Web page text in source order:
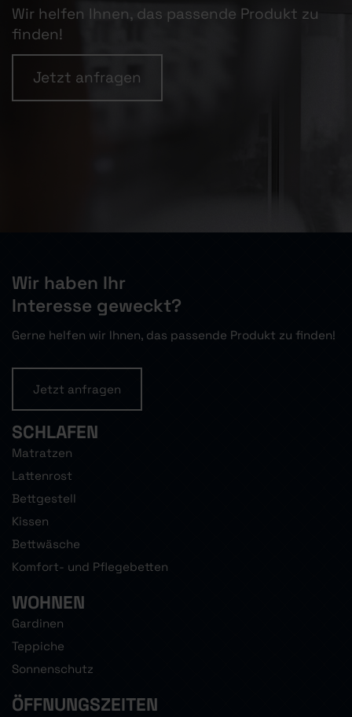
Wir helfen Ihnen, das passende Produkt zu
finden!
Jetzt anfragen
Wir haben Ihr
Interesse geweckt?
Gerne helfen wir Ihnen, das passende Produkt zu finden!
Jetzt anfragen
SCHLAFEN
Matratzen
Lattenrost
Bettgestell
Kissen
Bettwäsche
Komfort- und Pflegebetten
WOHNEN
Gardinen
Teppiche
Sonnenschutz
ÖFFNUNGSZEITEN